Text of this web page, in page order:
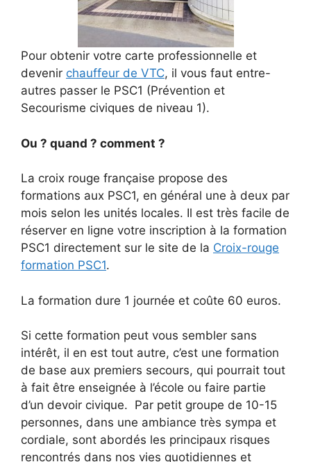
Pour obtenir votre carte professionnelle et
devenir chauffeur de VTC, il vous faut entre-
autres passer le PSC1 (Prévention et
Secourisme civiques de niveau 1).
Ou ? quand ? comment ?
La croix rouge française propose des
formations aux PSC1, en général une à deux par
mois selon les unités locales. Il est très facile de
réserver en ligne votre inscription à la formation
PSC1 directement sur le site de la Croix-rouge
formation PSC1.
La formation dure 1 journée et coûte 60 euros.
Si cette formation peut vous sembler sans
intérêt, il en est tout autre, c’est une formation
de base aux premiers secours, qui pourrait tout
à fait être enseignée à l’école ou faire partie
d’un devoir civique. Par petit groupe de 10-15
personnes, dans une ambiance très sympa et
cordiale, sont abordés les principaux risques
rencontrés dans nos vies quotidiennes et